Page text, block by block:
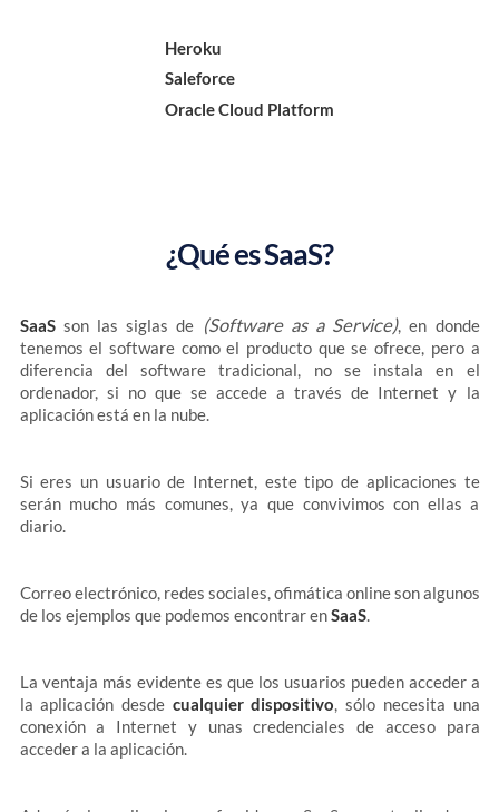
Heroku
Saleforce
Oracle Cloud Platform
¿Qué es SaaS?
SaaSson las siglas de (Software as a Service), en donde
tenemos el software como el producto que se ofrece, pero a
diferencia del software tradicional, no se instala en el
ordenador, si no que se accede a través de Internet y la
aplicación está en la nube.
Si eres un usuario de Internet, este tipo de aplicaciones te
serán mucho más comunes, ya que convivimos con ellas a
diario.
Correo electrónico, redes sociales, ofimática online son algunos
de los ejemplos que podemos encontrar enSaaS.
La ventaja más evidente es que los usuarios pueden acceder a
la aplicación desde cualquier dispositivo, sólo necesita una
conexión a Internet y unas credenciales de acceso para
acceder a la aplicación.